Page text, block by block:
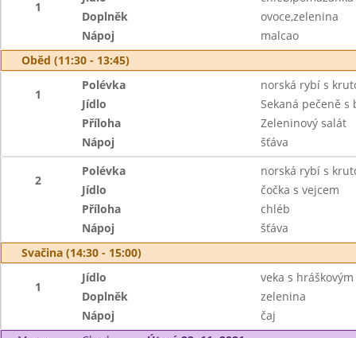
1
Doplněk
ovoce,zelenina
Nápoj
malcao
Oběd (11:30 - 13:45)
1
Polévka
norská rybí s
Jídlo
Sekaná pečeně
Příloha
Zeleninový salát
Nápoj
šťáva
2
Polévka
norská rybí s
Jídlo
čočka s vejcem
Příloha
chléb
Nápoj
šťáva
Svačina (14:30 - 15:00)
1
Jídlo
veka s
Doplněk
zelenina
Nápoj
čaj